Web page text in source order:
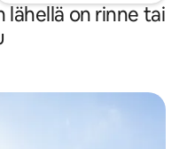
on rinne tai